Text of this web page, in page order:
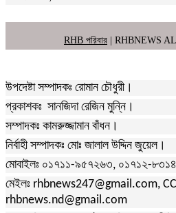
RHB পরিবার | RHBNEWS
উপদেষ্টা সম্পাদকঃ রোমান চৌধুরী।
প্রকাশকঃ সানজিদা রেজিন মুন্নি।
সম্পাদকঃ কামরুজ্জামান বাঁধন।
নির্বাহী সম্পাদকঃ মোঃ জালাল উদ্দিন জুয়েল।
মোবাইলঃ ০১৭১১-৯৫৭২৬৩, ০১৭১২-
মেইলঃ rhbnews247@gmail.com,
rhbnews.nd@gmail.com